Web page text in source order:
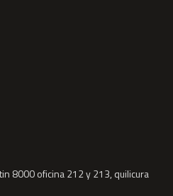
8000 oficina 212 y 213, quilicura